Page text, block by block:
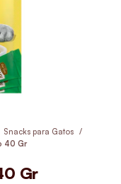
Snacks para Gatos
40 Gr
Gr